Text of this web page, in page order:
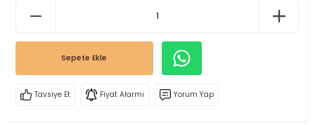
Sepete Ekle
Tavsiye Et Fiyat Alarmı Yorum Yap